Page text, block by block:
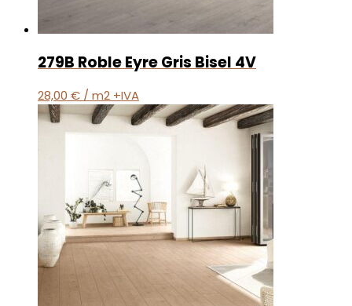
279B Roble Eyre Gris Bisel 4V
28,00 € / m2 +IVA